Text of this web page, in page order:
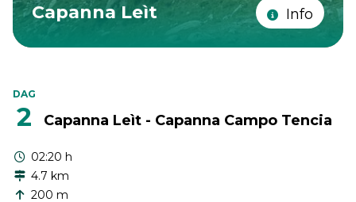
Capanna Leìt Info
DAG
2 Capanna Leìt - Capanna Campo Tencia
02:20 h
4.7 km
200 m